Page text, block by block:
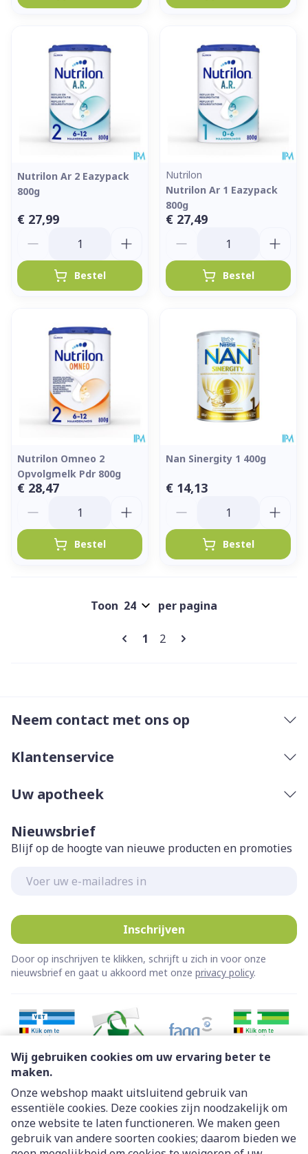
Wij gebruiken cookies om uw ervaring beter te
maken.
Onze webshop maakt uitsluitend gebruik van
essentiële cookies. Deze cookies zijn noodzakelijk om
onze website te laten functioneren. We maken geen
gebruik van andere soorten cookies; daarom bieden we
Nutrilon Ar 2 Eazypack
800g
€ 27,99
Bestel
Nutrilon
Nutrilon Ar 1 Eazypack
800g
€ 27,49
Bestel
Nutrilon Omneo 2
Opvolgmelk Pdr 800g
€ 28,47
Bestel
Nan Sinergity 1 400g
€ 14,13
Bestel
Pagina's
U lees momenteel pagina
1 Pagina
2
Toon per pagina
Neem contact met ons op
Klantenservice
Uw apotheek
Nieuwsbrief
Blijf op de hoogte van nieuwe producten en promoties
Inschrijven
Door op inschrijven te klikken, schrijft u zich in voor onze
nieuwsbrief en gaat u akkoord met onze privacy policy.
Juridische links